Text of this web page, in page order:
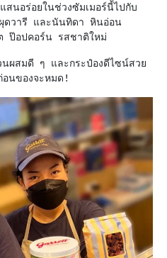
นอร่อยในช่วงซัมเมอร์นี้ไปกับ
ดวารี และนันทิดา หินอ่อน
ป๊อปคอร์น รสชาติใหม่
ผสมดี ๆ และกระป๋องดีไซน์สวย
นของจะหมด!